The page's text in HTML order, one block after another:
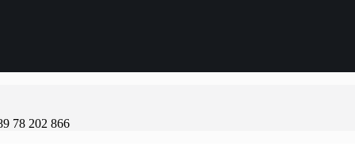
78 202 866